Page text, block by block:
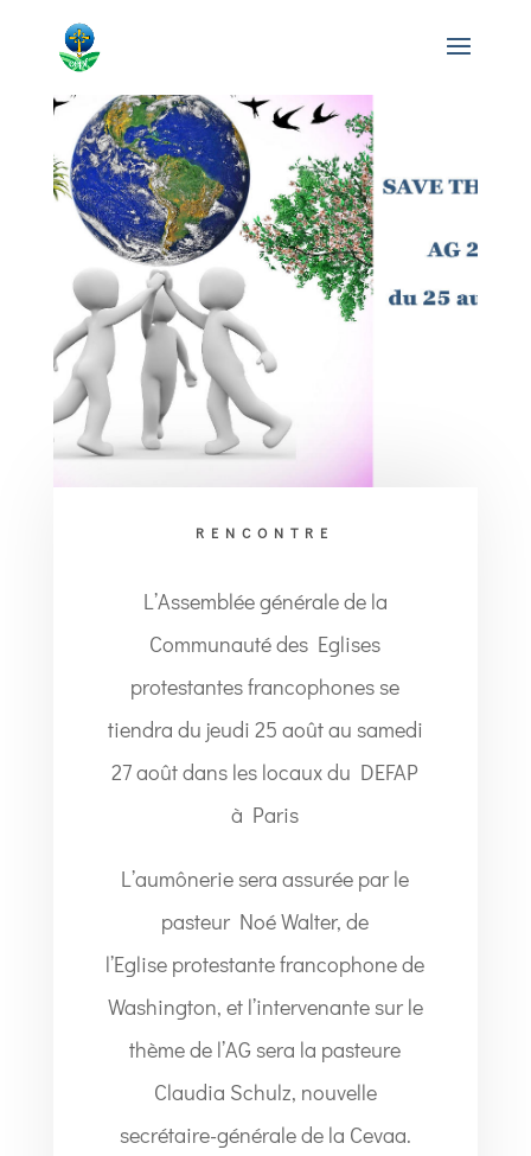
Save the date!
AG 2022 à
venir...
2022
RENCONTRE
L’Assemblée générale de la
Communauté des Eglises
protestantes francophones se
tiendra du jeudi 25 août au samedi
27 août dans les locaux du DEFAP
à Paris
L’aumônerie sera assurée par le
pasteur Noé Walter, de
l’Eglise protestante francophone de
Washington, et l’intervenante sur le
thème de l’AG sera la pasteure
Claudia Schulz, nouvelle
secrétaire-générale de la Cevaa.